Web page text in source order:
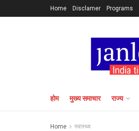
Home Disclamer Programs
होम मुख्य समाचार राज्य
Home स्वास्थ्य